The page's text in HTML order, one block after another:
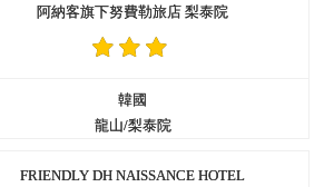
阿納客旗下努費勒旅店 梨泰院
韓國
龍山/梨泰院
FRIENDLY DH NAISSANCE HOTEL